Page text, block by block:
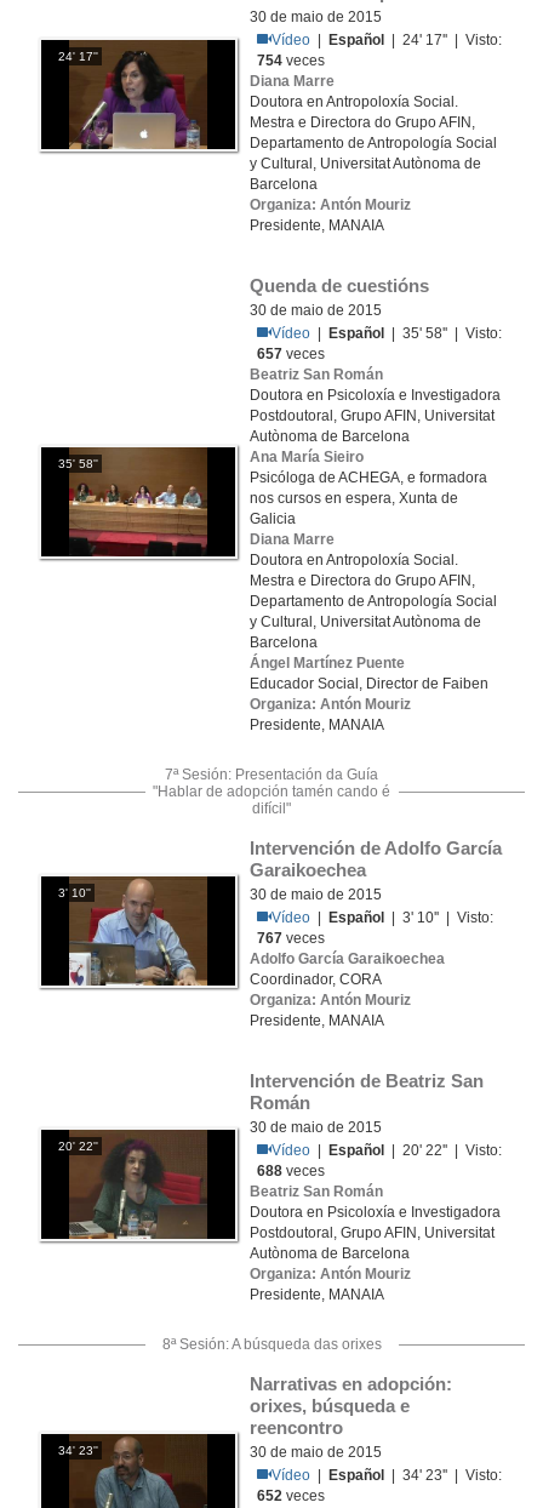
24' 17''
30 de maio de 2015
Vídeo
Español
| 24' 17'' | Visto:
754 veces
Diana Marre
Doutora en Antropoloxía Social.
Mestra e Directora do Grupo AFIN,
Departamento de Antropología Social
y Cultural, Universitat Autònoma de
Barcelona
Organiza: Antón Mouriz
Presidente, MANAIA
35' 58''
Quenda de cuestións
30 de maio de 2015
Vídeo
Español
| 35' 58'' | Visto:
657 veces
Beatriz San Román
Doutora en Psicoloxía e Investigadora
Postdoutoral, Grupo AFIN, Universitat
Autònoma de Barcelona
Ana María Sieiro
Psicóloga de ACHEGA, e formadora
nos cursos en espera, Xunta de
Galicia
Diana Marre
Doutora en Antropoloxía Social.
Mestra e Directora do Grupo AFIN,
Departamento de Antropología Social
y Cultural, Universitat Autònoma de
Barcelona
Ángel Martínez Puente
Educador Social, Director de Faiben
Organiza: Antón Mouriz
Presidente, MANAIA
7ª Sesión: Presentación da Guía
"Hablar de adopción tamén cando é
difícil"
3' 10''
Intervención de Adolfo García
Garaikoechea
30 de maio de 2015
Vídeo
Español
| 3' 10'' | Visto:
767 veces
Adolfo García Garaikoechea
Coordinador, CORA
Organiza: Antón Mouriz
Presidente, MANAIA
20' 22''
Intervención de Beatriz San
Román
30 de maio de 2015
Vídeo
Español
| 20' 22'' | Visto:
688 veces
Beatriz San Román
Doutora en Psicoloxía e Investigadora
Postdoutoral, Grupo AFIN, Universitat
Autònoma de Barcelona
Organiza: Antón Mouriz
Presidente, MANAIA
8ª Sesión: A búsqueda das orixes
34' 23''
Narrativas en adopción:
orixes, búsqueda e
reencontro
30 de maio de 2015
Vídeo
Español
| 34' 23'' | Visto:
652 veces